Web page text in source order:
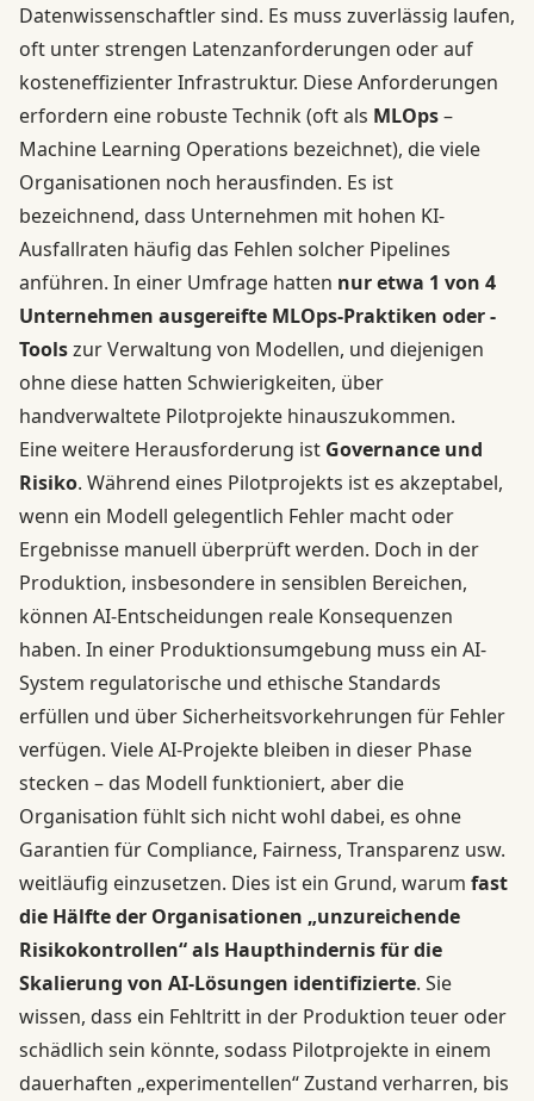
Datenwissenschaftler sind. Es muss zuverlässig laufen,
oft unter strengen Latenzanforderungen oder auf
kosteneffizienter Infrastruktur. Diese Anforderungen
erfordern eine robuste Technik (oft als MLOps–
Machine Learning Operations bezeichnet), die viele
Organisationen noch herausfinden. Es ist
bezeichnend, dass Unternehmen mit hohen KI-
Ausfallraten häufig das Fehlen solcher Pipelines
anführen. In einer Umfrage hatten nur etwa 1 von 4
Unternehmen ausgereifte MLOps-Praktiken oder -
Toolszur Verwaltung von Modellen, und diejenigen
ohne diese hatten Schwierigkeiten, über
handverwaltete Pilotprojekte hinauszukommen.
Eine weitere Herausforderung ist Governance und
Risiko. Während eines Pilotprojekts ist es akzeptabel,
wenn ein Modell gelegentlich Fehler macht oder
Ergebnisse manuell überprüft werden. Doch in der
Produktion, insbesondere in sensiblen Bereichen,
können AI-Entscheidungen reale Konsequenzen
haben. In einer Produktionsumgebung muss ein AI-
System regulatorische und ethische Standards
erfüllen und über Sicherheitsvorkehrungen für Fehler
verfügen. Viele AI-Projekte bleiben in dieser Phase
stecken – das Modell funktioniert, aber die
Organisation fühlt sich nicht wohl dabei, es ohne
Garantien für Compliance, Fairness, Transparenz usw.
weitläufig einzusetzen. Dies ist ein Grund, warum fast
die Hälfte der Organisationen „unzureichende
Risikokontrollen“ als Haupthindernis für die
Skalierung von AI-Lösungen identifizierte. Sie
wissen, dass ein Fehltritt in der Produktion teuer oder
schädlich sein könnte, sodass Pilotprojekte in einem
dauerhaften „experimentellen“ Zustand verharren, bis